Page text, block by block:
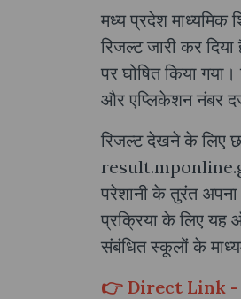
मध्य प्रदेश माध्यमिक
रिजल्ट जारी कर
पर घोषित किया
और एप्लिकेशन नंबर
रिजल्ट देखने के लिए
परेशानी के तुरंत
प्रक्रिया के लिए यह
संबंधित स्कूलों के
👉 Direct Link -